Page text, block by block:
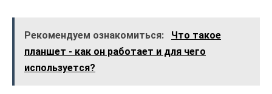
Рекомендуем ознакомиться:
Что такое
планшет - как он работает и для чего
используется?